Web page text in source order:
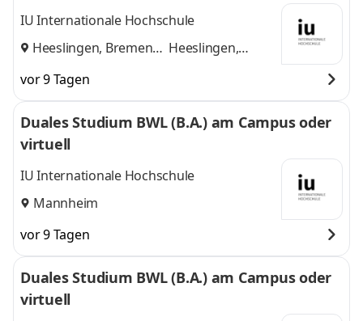
o. KG
IU Internationale Hochschule
Heeslingen, Bremen
Heeslingen,
vor 9 Tagen
Duales Studium BWL (B.A.) am Campus oder
virtuell
IU Internationale Hochschule
Mannheim
vor 9 Tagen
Duales Studium BWL (B.A.) am Campus oder
virtuell